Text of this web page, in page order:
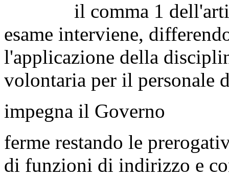
il comma 1
esame interviene,
l'applicazione della
volontaria per il personale
impegna il Governo
ferme restando le
di funzioni di indirizzo e